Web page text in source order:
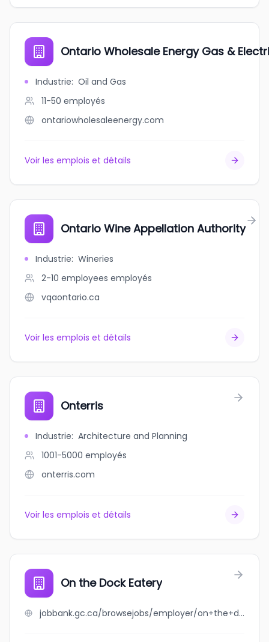
Ontario Wholesale Energy Gas &
Industrie: Oil and Gas
11-50 employés
ontariowholesaleenergy.com
Voir les emplois et détails
Ontario Wine Appellation Authority
Industrie: Wineries
2-10 employees employés
vqaontario.ca
Voir les emplois et détails
Onterris
Industrie: Architecture and Planning
1001-5000 employés
onterris.com
Voir les emplois et détails
On the Dock Eatery
jobbank.gc.ca/browsejobs/employer/on+the+dock+eatery/ca